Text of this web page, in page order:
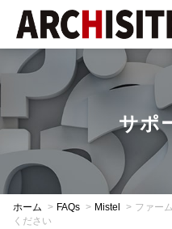
サポ
ホーム > FAQs > Mistel > ファー
ください